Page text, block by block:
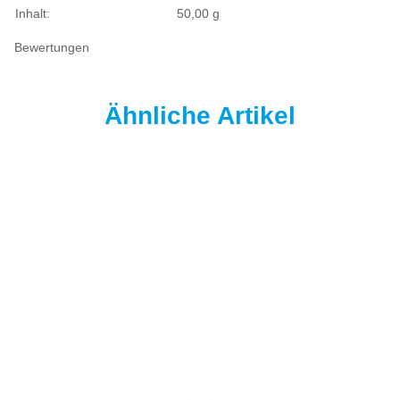
Inhalt: 50,00 g
Bewertungen
Ähnliche Artikel